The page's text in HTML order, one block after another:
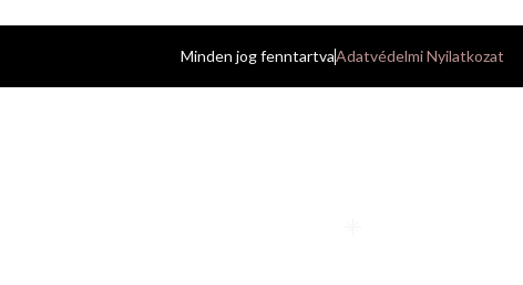
Minden jog fenntartvaAdatvédelmi Nyilatkozat